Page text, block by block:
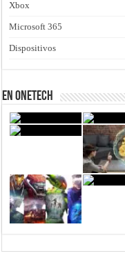
Xbox
Microsoft 365
Dispositivos
En Onetech